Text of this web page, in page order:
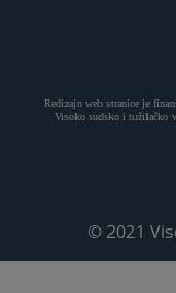
Redizajn web stranice je
Visoko sudsko i tužilačko
© 2021